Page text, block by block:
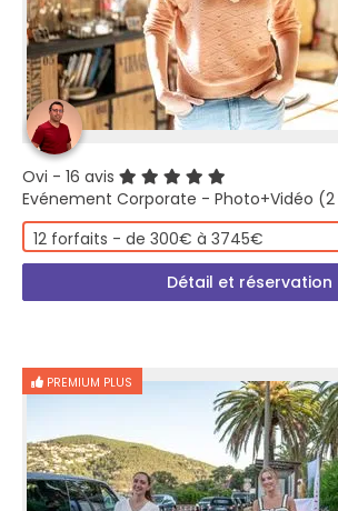
Ovi - 16 avis
Evénement Corporate - Photo+Vidéo
12 forfaits - de 300€ à 3745€
Détail et réservation
PREMIUM PLUS